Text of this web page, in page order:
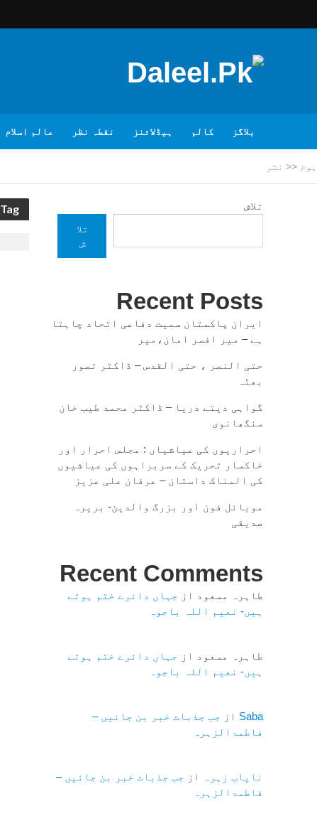
بلاگز کالم ہیڈلائنز نقطہ نظر عالم اسلام
ہوم << نثر
Tag - نثر تلاش
تلا
ش
Recent Posts
ایران پاکستان سمیت دفاعی اتحاد چاہتا
ہے – میر افسر امان،میر
حتی النصر ، حتی القدس – ڈاکٹر تصور
بھٹہ
گواہی دیتے دریا – ڈاکٹر محمد طیب خان
سنگھانوی
احراریوں کی عیاشیاں : مجلس احرار اور
خاکسار تحریک کے سربراہوں کی عیاشیوں
کی المناک داستان – عرفان علی عزیز
موبائل فون اور بزرگ والدین- بریرہ
صدیقی
Recent Comments
طاہرہ مسعود از جہاں دائرے ختم ہوتے
ہیں- نعیم اللہ باجوہ
طاہرہ مسعود از جہاں دائرے ختم ہوتے
ہیں- نعیم اللہ باجوہ
Saba از جب جذبات خبر بن جائیں –
فاطمۃالزہرہ
نایاب زہرہ از جب جذبات خبر بن جائیں –
فاطمۃالزہرہ